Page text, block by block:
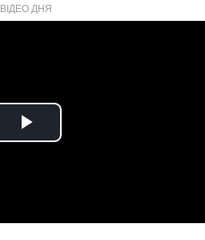
ВІДЕО ДНЯ
Play